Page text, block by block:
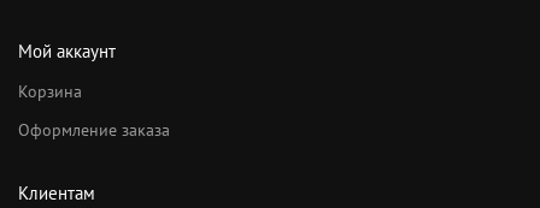
Мой аккаунт
Корзина
Оформление заказа
Клиентам